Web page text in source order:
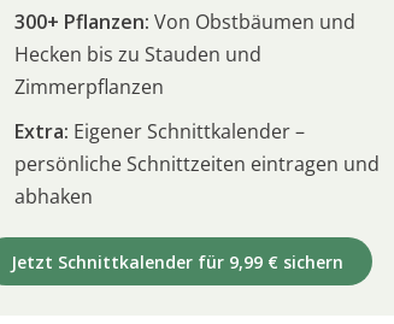
300+ Pflanzen: Von Obstbäumen und
Hecken bis zu Stauden und
Zimmerpflanzen
Extra: Eigener Schnittkalender –
persönliche Schnittzeiten eintragen und
abhaken
Jetzt Schnittkalender für 9,99 € sichern